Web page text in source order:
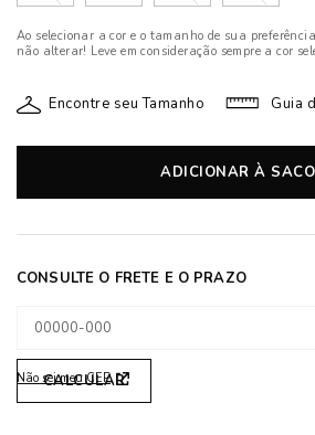
Ao selecionar a cor e o tamanho de sua
não alterar! Leve em consideração sempre a cor
Encontre seu Tamanho Guia
ADICIONAR À
Não sei meu CEP